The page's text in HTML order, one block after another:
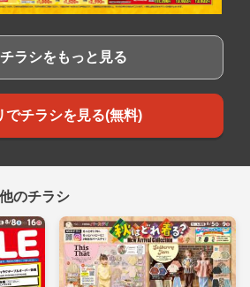
チラシをもっと見る
でチラシを見る(無料)
のチラシ